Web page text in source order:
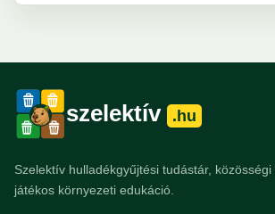
szelektív .hu
Szelektív hulladékgyűjtési tudástár,
játékos környezeti edukáció.